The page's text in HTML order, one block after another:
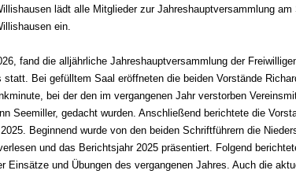
lädt alle Mitglieder zur Jahreshauptversammlung
ein.
fand die alljährliche Jahreshauptversammlung der
Bei gefülltem Saal eröffneten die beiden Vorstände
bei der den im vergangenen Jahr verstorben
Seemiller, gedacht wurden. Anschließend berichtete die
Beginnend wurde von den beiden Schriftführern die
und das Berichtsjahr 2025 präsentiert. Folgend
Einsätze und Übungen des vergangenen Jahres. Auch die